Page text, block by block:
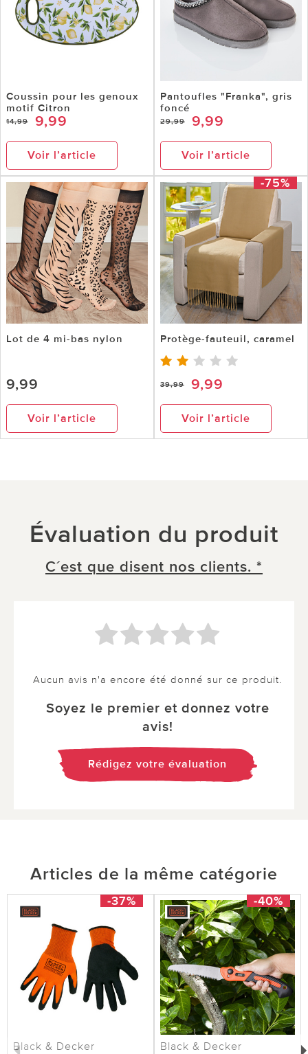
Coussin pour les genoux
motif Citron
14,99 9,99
Voir l’article
Pantoufles "Franka", gris
foncé
29,99 9,99
Voir l’article
Lot de 4 mi-bas nylon
9,99
Voir l’article
-75%
Protège-fauteuil, caramel
39,99 9,99
Voir l’article
Évaluation du produit
C´est que disent nos clients. *
Aucun avis n'a encore été donné sur ce produit.
Soyez le premier et donnez votre
avis!
Rédigez votre évaluation
Articles de la même catégorie
-37%
Black & Decker
-40%
Black & Decker